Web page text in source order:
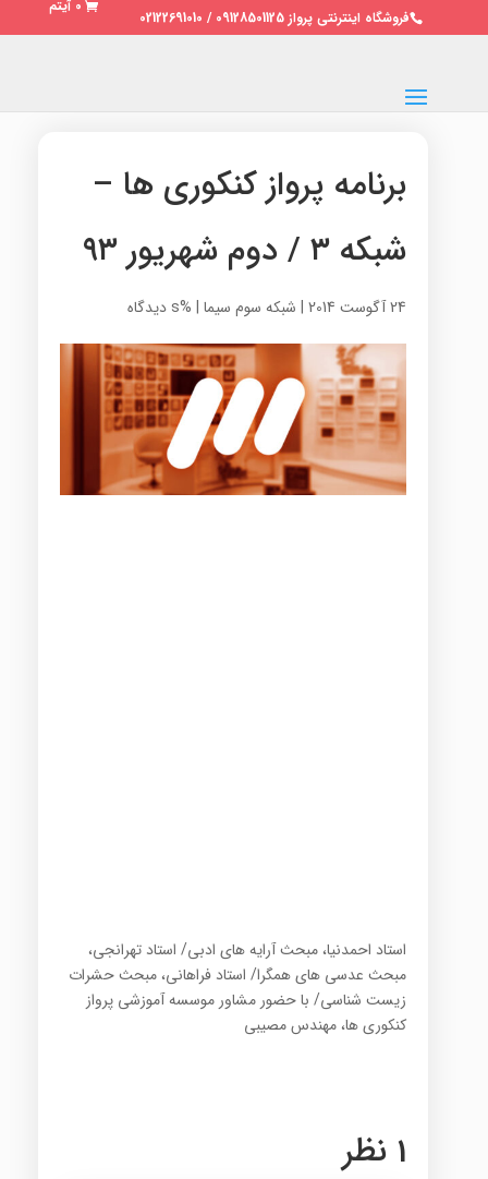
فروشگاه اینترنتی پرواز 09128501125 / 02122691010
0 آیتم
برنامه پرواز کنکوری ها –
شبکه ۳ / دوم شهریور ۹۳
24 آگوست 2014 | شبکه سوم سیما| %s دیدگاه
استاد احمدنیا، مبحث آرایه های ادبی/ استاد تهرانجی،
مبحث عدسی های همگرا/ استاد فراهانی، مبحث حشرات
زیست شناسی/ با حضور مشاور موسسه آموزشی پرواز
کنکوری ها، مهندس مصیبی
1 نظر